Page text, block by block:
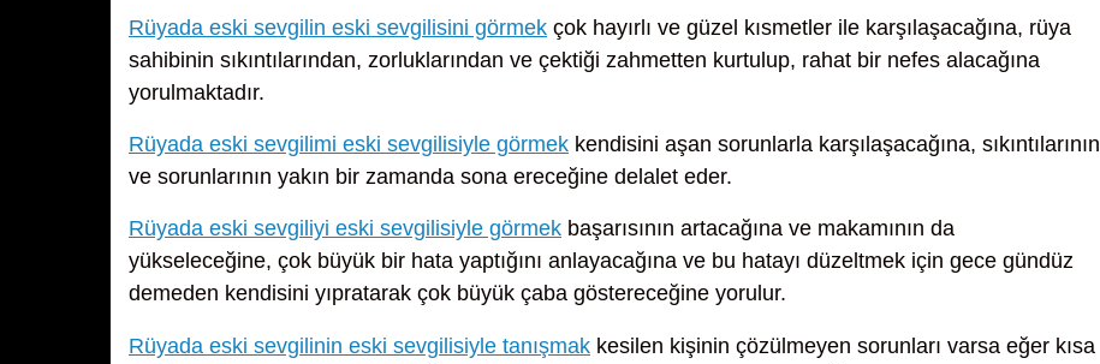
Rüyada eski sevgilin eski sevgilisini görmek çok hayırlı ve güzel kısmetler ile karşılaşacağına, rüya
sahibinin sıkıntılarından, zorluklarından ve çektiği zahmetten kurtulup, rahat bir nefes alacağına
yorulmaktadır.
Rüyada eski sevgilimi eski sevgilisiyle görmek kendisini aşan sorunlarla karşılaşacağına, sıkıntılarının
ve sorunlarının yakın bir zamanda sona ereceğine delalet eder.
Rüyada eski sevgiliyi eski sevgilisiyle görmek başarısının artacağına ve makamının da
yükseleceğine, çok büyük bir hata yaptığını anlayacağına ve bu hatayı düzeltmek için gece gündüz
demeden kendisini yıpratarak çok büyük çaba göstereceğine yorulur.
Rüyada eski sevgilinin eski sevgilisiyle tanışmak kesilen kişinin çözülmeyen sorunları varsa eğer kısa